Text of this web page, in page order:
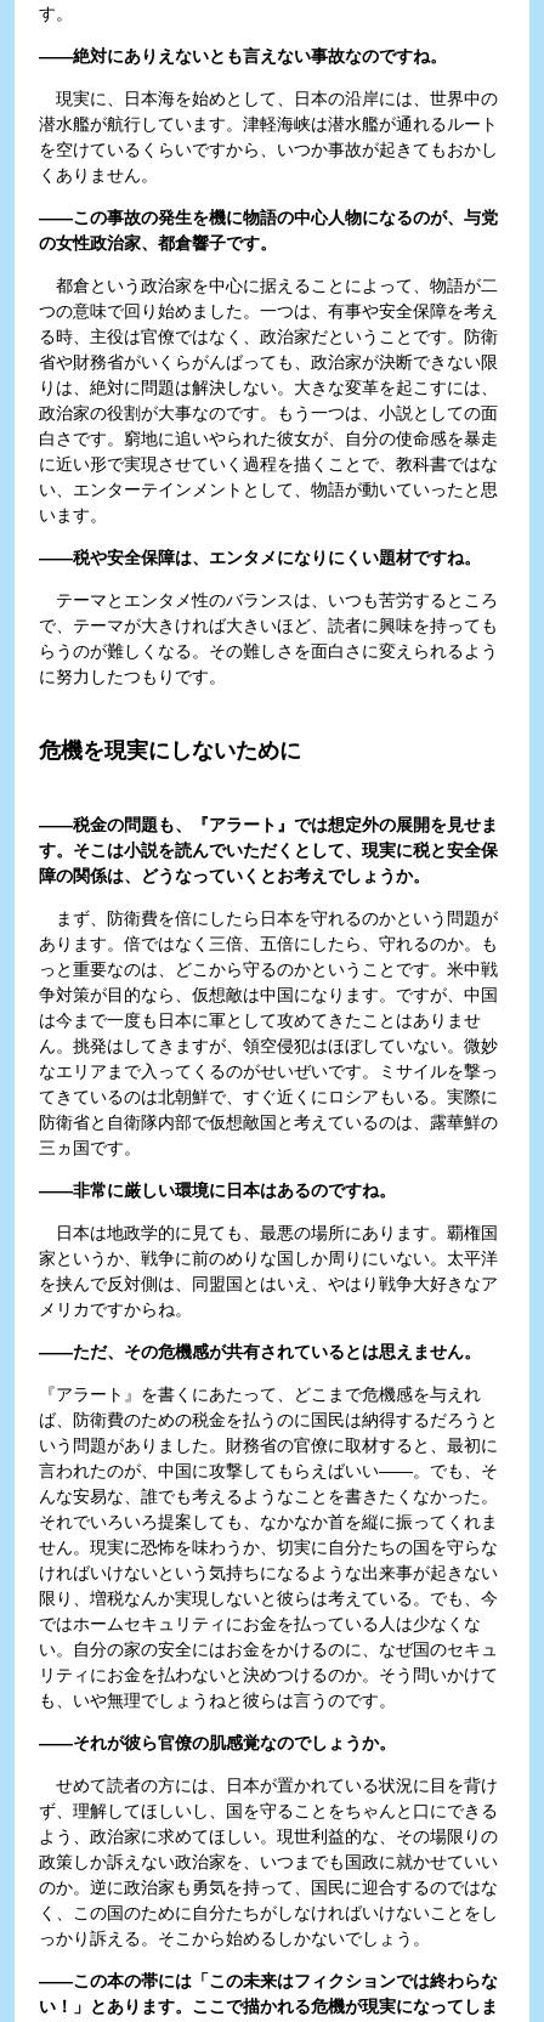
す。
――絶対にありえないとも言えない事故なのですね。
現実に、日本海を始めとして、日本の沿岸には、世界中の
潜水艦が航行しています。津軽海峡は潜水艦が通れるルート
を空けているくらいですから、いつか事故が起きてもおかし
くありません。
――この事故の発生を機に物語の中心人物になるのが、与党
の女性政治家、都倉響子です。
都倉という政治家を中心に据えることによって、物語が二
つの意味で回り始めました。一つは、有事や安全保障を考え
る時、主役は官僚ではなく、政治家だということです。防衛
省や財務省がいくらがんばっても、政治家が決断できない限
りは、絶対に問題は解決しない。大きな変革を起こすには、
政治家の役割が大事なのです。もう一つは、小説としての面
白さです。窮地に追いやられた彼女が、自分の使命感を暴走
に近い形で実現させていく過程を描くことで、教科書ではな
い、エンターテインメントとして、物語が動いていったと思
います。
――税や安全保障は、エンタメになりにくい題材ですね。
テーマとエンタメ性のバランスは、いつも苦労するところ
で、テーマが大きければ大きいほど、読者に興味を持っても
らうのが難しくなる。その難しさを面白さに変えられるよう
に努力したつもりです。
危機を現実にしないために
――税金の問題も、『アラート』では想定外の展開を見せま
す。そこは小説を読んでいただくとして、現実に税と安全保
障の関係は、どうなっていくとお考えでしょうか。
まず、防衛費を倍にしたら日本を守れるのかという問題が
あります。倍ではなく三倍、五倍にしたら、守れるのか。も
っと重要なのは、どこから守るのかということです。米中戦
争対策が目的なら、仮想敵は中国になります。ですが、中国
は今まで一度も日本に軍として攻めてきたことはありませ
ん。挑発はしてきますが、領空侵犯はほぼしていない。微妙
なエリアまで入ってくるのがせいぜいです。ミサイルを撃っ
てきているのは北朝鮮で、すぐ近くにロシアもいる。実際に
防衛省と自衛隊内部で仮想敵国と考えているのは、露華鮮の
三ヵ国です。
――非常に厳しい環境に日本はあるのですね。
日本は地政学的に見ても、最悪の場所にあります。覇権国
家というか、戦争に前のめりな国しか周りにいない。太平洋
を挟んで反対側は、同盟国とはいえ、やはり戦争大好きなア
メリカですからね。
――ただ、その危機感が共有されているとは思えません。
『アラート』を書くにあたって、どこまで危機感を与えれ
ば、防衛費のための税金を払うのに国民は納得するだろうと
いう問題がありました。財務省の官僚に取材すると、最初に
言われたのが、中国に攻撃してもらえばいい――。でも、そ
んな安易な、誰でも考えるようなことを書きたくなかった。
それでいろいろ提案しても、なかなか首を縦に振ってくれま
せん。現実に恐怖を味わうか、切実に自分たちの国を守らな
ければいけないという気持ちになるような出来事が起きない
限り、増税なんか実現しないと彼らは考えている。でも、今
ではホームセキュリティにお金を払っている人は少なくな
い。自分の家の安全にはお金をかけるのに、なぜ国のセキュ
リティにお金を払わないと決めつけるのか。そう問いかけて
も、いや無理でしょうねと彼らは言うのです。
――それが彼ら官僚の肌感覚なのでしょうか。
せめて読者の方には、日本が置かれている状況に目を背け
ず、理解してほしいし、国を守ることをちゃんと口にできる
よう、政治家に求めてほしい。現世利益的な、その場限りの
政策しか訴えない政治家を、いつまでも国政に就かせていい
のか。逆に政治家も勇気を持って、国民に迎合するのではな
く、この国のために自分たちがしなければいけないことをし
っかり訴える。そこから始めるしかないでしょう。
――この本の帯には「この未来はフィクションでは終わらな
い！」とあります。ここで描かれる危機が現実になってしま